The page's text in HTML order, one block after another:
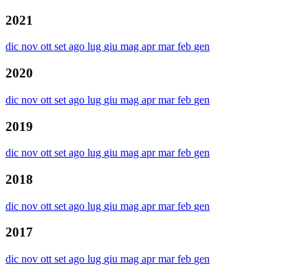
2021
dic nov ottsetago lug giu mag aprmarfeb gen
2020
dic nov ott set ago lug giu mag aprmarfeb gen
2019
dic nov ott set ago lug giu mag aprmarfeb gen
2018
dic nov ott set ago lug giu mag aprmarfeb gen
2017
dic nov ott set ago lug giu mag aprmarfeb gen